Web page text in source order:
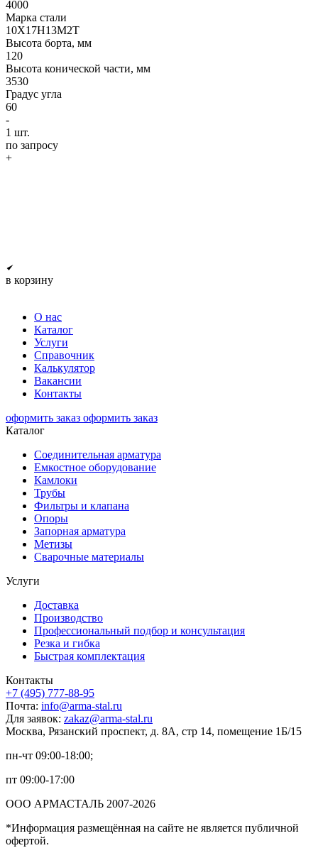
4000
Марка стали
10Х17Н13М2Т
Высота борта, мм
120
Высота конической части, мм
3530
Градус угла
60
-
1 шт.
по запросу
+
в корзину
О нас
Каталог
Услуги
Справочник
Калькулятор
Вакансии
Контакты
оформить заказ оформить заказ
Каталог
Соединительная арматура
Емкостное оборудование
Камлоки
Трубы
Фильтры и клапана
Опоры
Запорная арматура
Метизы
Сварочные материалы
Услуги
Доставка
Производство
Профессиональный подбор и консультация
Резка и гибка
Быстрая комплектация
Контакты
+7 (495) 777-88-95
Почта: info@arma-stal.ru
Для заявок: zakaz@arma-stal.ru
Москва, Рязанский проспект, д. 8А, стр 14, помещение 1Б/15
пн-чт 09:00-18:00;
пт 09:00-17:00
ООО АРМАСТАЛЬ 2007-2026
*Информация размещённая на сайте не является публичной
офертой.